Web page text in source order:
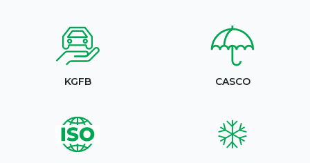
KGFB CASCO